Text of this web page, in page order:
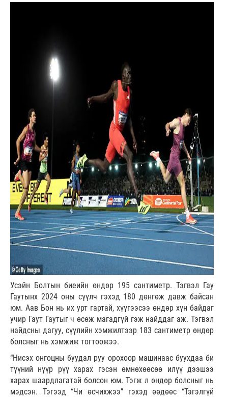
Усэйн Болтын биеийн өндөр 195 сантиметр. Тэгвэл Гау
Гаутынх 2024 оны сүүлч гэхэд 180 дөнгөж давж байсан
юм. Аав Бон нь их урт гартай, хүүгээсээ өндөр хүн байдаг
учир Гаут Гаутыг ч өсөж магадгүй гэж найддаг аж. Тэгвэл
найдсны дагуу, сүүлийн хэмжилтээр 183 сантиметр өндөр
болсныг нь хэмжиж тогтоожээ.
“Нисэх онгоцны буудал руу орохоор машинаас буухдаа би
түүний нүүр рүү харах гэсэн өмнөхөөсөө илүү дээшээ
харах шаардлагатай болсон юм. Тэгж л өндөр болсныг нь
мэдсэн. Тэгээд “Чи өсчихжээ” гэхэд өөдөөс “Тэгэлгүй